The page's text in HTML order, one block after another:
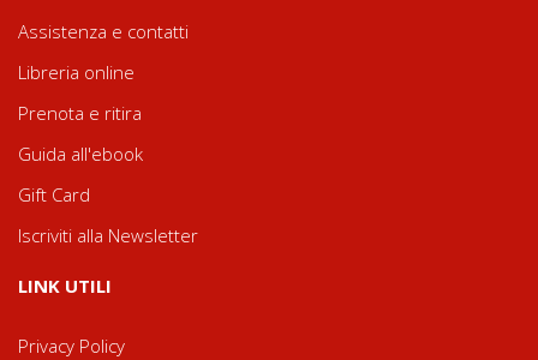
Assistenza e contatti
Libreria online
Prenota e ritira
Guida all'ebook
Gift Card
Iscriviti alla Newsletter
LINK UTILI
Privacy Policy